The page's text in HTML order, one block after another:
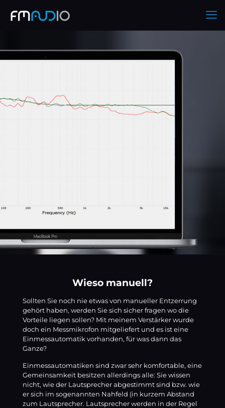
Wieso manuell?
Sollten Sie noch nie etwas von manueller Entzerrung
gehört haben, werden Sie sich sicher fragen wo die
Vorteile liegen sollen? Mit meinem Verstärker wurde
doch ein Messmikrofon mitgeliefert und es ist eine
Einmessautomatik vorhanden, für was dann das
Ganze?
Einmessautomatiken sind zwar sehr komfortable, eine
Gemeinsamkeit besitzen allerdings alle: Sie wissen
nicht, wie der Lautsprecher abgestimmt sind bzw. wie
er sich im sogenannten Nahfeld (in kurzem Abstand
zum Lautsprecher. Lautsprecher werden in der Regel